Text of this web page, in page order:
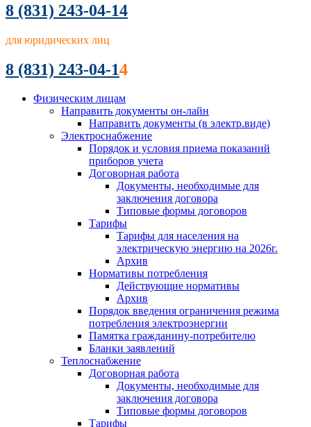
8 (831) 243-04-14
для юридических лиц
8 (831) 243-04-14
Физическим лицам
Направить документы он-лайн
Направить документы (в электр.виде)
Электроснабжение
Порядок и условия приема показаний
приборов учета
Договорная работа
Документы, необходимые для
заключения договора
Типовые формы договоров
Тарифы
Тарифы для населения на
электрическую энергию на 2026г.
Архив
Нормативы потребления
Действующие нормативы
Архив
Порядок введения ограничения режима
потребления электроэнергии
Памятка гражданину-потребителю
Бланки заявлений
Теплоснабжение
Договорная работа
Документы, необходимые для
заключения договора
Типовые формы договоров
Тарифы